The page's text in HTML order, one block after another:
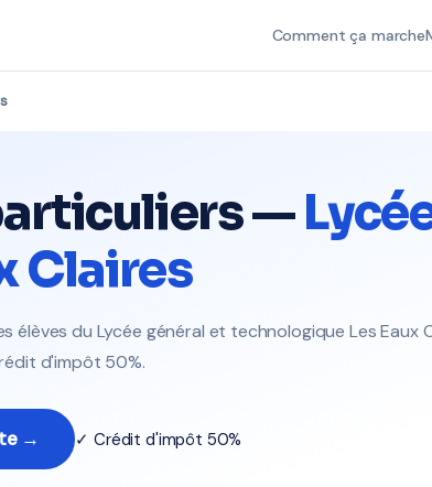
Comment ça marche
—
Claires
élèves du Lycée général et technologique Les Eaux
d'impôt 50%.
→ ✓ Crédit d'impôt 50%